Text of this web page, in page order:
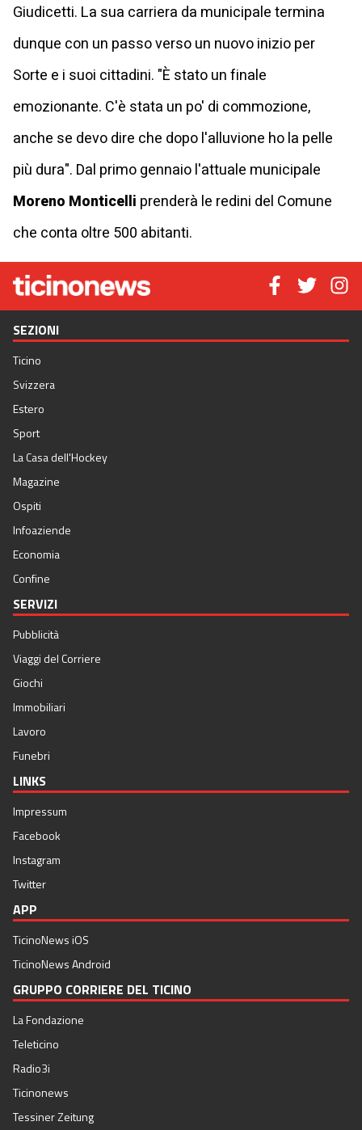
Giudicetti. La sua carriera da municipale termina
dunque con un passo verso un nuovo inizio per
Sorte e i suoi cittadini. "È stato un finale
emozionante. C'è stata un po' di commozione,
anche se devo dire che dopo l'alluvione ho la pelle
più dura". Dal primo gennaio l'attuale municipale
Moreno Monticelli prenderà le redini del Comune
che conta oltre 500 abitanti.
SEZIONI
Ticino
Svizzera
Estero
Sport
La Casa dell'Hockey
Magazine
Ospiti
Infoaziende
Economia
Confine
SERVIZI
Pubblicità
Viaggi del Corriere
Giochi
Immobiliari
Lavoro
Funebri
LINKS
Impressum
Facebook
Instagram
Twitter
APP
TicinoNews iOS
TicinoNews Android
GRUPPO CORRIERE DEL TICINO
La Fondazione
Teleticino
Radio3i
Ticinonews
Tessiner Zeitung